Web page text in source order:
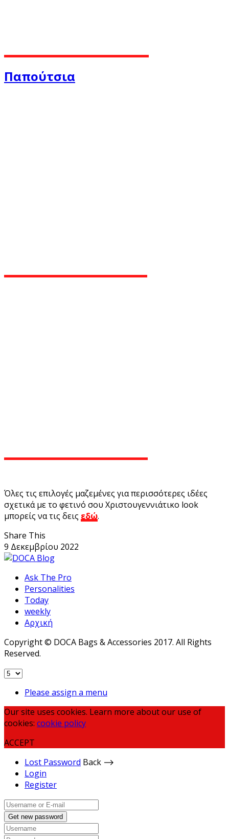
Παπούτσια
Όλες τις επιλογές μαζεμένες για περισσότερες ιδέες
σχετικά με το φετινό σου Χριστουγεννιάτικο look
μπορείς να τις δεις εδώ.
Share This
9 Δεκεμβρίου 2022
Ask The Pro
Personalities
Today
weekly
Αρχική
Copyright © DOCA Bags & Accessories 2017. All Rights
Reserved.
Please assign a menu
Our site uses cookies. Learn more about our use of
cookies: cookie policy
ACCEPT
Lost Password Back ⟶
Login
Register
Get new password